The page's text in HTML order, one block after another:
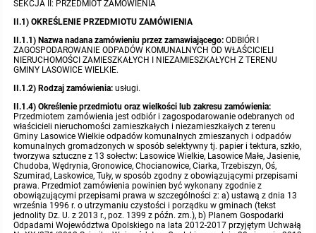
Protokoły z posiedzeń sesji 2015
Protokoły z posiedzeń sesji 2014
Protokoły z posiedzeń sesji 2013
Protokoły z posiedzeń sesji 2012
Protokoły z posiedzeń sesji 2011
Protokoły z posiedzeń sesji 2010
Zarządzenia w 2009
Oświadczenia kandydata
Informacja o wynikach naboru
Publicznie dostępny wykaz danych o środowisku
Rejestr działalności regulowanej
Roczne sprawozdania z gospodarki odpadami
Analiza stanu gospodarki odpadami
Okresowa ocena jakości wody
Sprawozdanie okresowe z realizacji programu ochrony powietrza
Kontrole
Przetargi
Platforma e-Zamówienia
Ogłoszenia dodatkowe
Odpowiedzi na zapytania
Informacja z otwarcia ofert
Gminna Ewidencja Zabytków Gminy Lasowice Wielkie
Planowanie i zagospodarowanie przestrzenne
Studium uwarunkowań i kierunków zagospodarowania przestrzennego
Obowiązujące
Miejscowe plany zagospodarowania przestrzennego
Zaproszenia do składania ofert
Archiwum BIP
SEKCJA II: PRZEDMIOT ZAMÓWIENIA
II.1) OKREŚLENIE PRZEDMIOTU ZAMÓWIENIA
II.1.1) Nazwa nadana zamówieniu przez zamawiającego: ODBIÓR I
ZAGOSPODAROWANIE ODPADÓW KOMUNALNYCH OD WŁAŚCICIELI
NIERUCHOMOŚCI ZAMIESZKAŁYCH I NIEZAMIESZKAŁYCH Z TERENU
GMINY LASOWICE WIELKIE.
II.1.2) Rodzaj zamówienia: usługi.
II.1.4) Określenie przedmiotu oraz wielkości lub zakresu zamówienia:
Przedmiotem zamówienia jest odbiór i zagospodarowanie odebranych od
właścicieli nieruchomości zamieszkałych i niezamieszkałych z terenu
Gminy Lasowice Wielkie odpadów komunalnych zmieszanych i odpadów
komunalnych gromadzonych w sposób selektywny tj. papier i tektura, szkło,
tworzywa sztuczne z 13 sołectw: Lasowice Wielkie, Lasowice Małe, Jasienie,
Chudoba, Wędrynia, Gronowice, Chocianowice, Ciarka, Trzebiszyn, Oś,
Szumirad, Laskowice, Tuły, w sposób zgodny z obowiązującymi przepisami
prawa. Przedmiot zamówienia powinien być wykonany zgodnie z
obowiązującymi przepisami prawa w szczególności z: a) ustawą z dnia 13
września 1996 r. o utrzymaniu czystości i porządku w gminach (tekst
jednolity Dz. U. z 2013 r., poz. 1399 z późn. zm.), b) Planem Gospodarki
Odpadami Województwa Opolskiego na lata 2012-2017 przyjętym Uchwałą